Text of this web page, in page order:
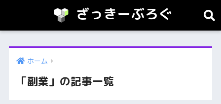
ざっきーぶろぐ
ホーム
「副業」の記事一覧